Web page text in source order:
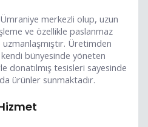
merkezli olup, uzun
ve özellikle paslanmaz
Üretimden
bünyesinde yöneten
tesisleri sayesinde
ürünler sunmaktadır.